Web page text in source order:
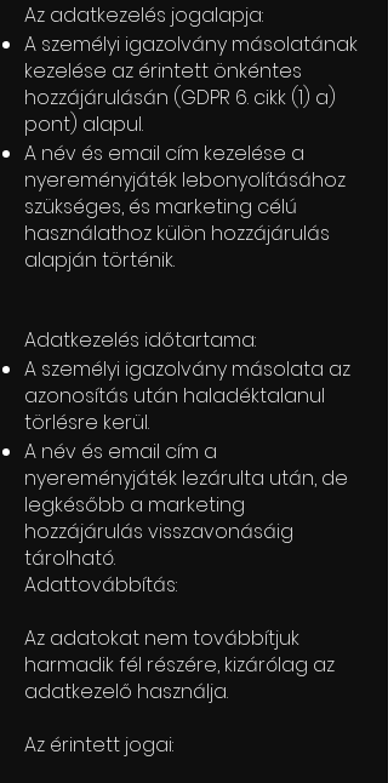
Az adatkezelés jogalapja:
A személyi igazolvány másolatának
kezelése az érintett önkéntes
hozzájárulásán (GDPR 6. cikk (1) a)
pont) alapul.
A név és email cím kezelése a
nyereményjáték lebonyolításához
szükséges, és marketing célú
használathoz külön hozzájárulás
alapján történik.
Adatkezelés időtartama:
A személyi igazolvány másolata az
azonosítás után haladéktalanul
törlésre kerül.
A név és email cím a
nyereményjáték lezárulta után, de
legkésőbb a marketing
hozzájárulás visszavonásáig
tárolható.
Adattovábbítás:
Az adatokat nem továbbítjuk
harmadik fél részére, kizárólag az
adatkezelő használja.
Az érintett jogai: